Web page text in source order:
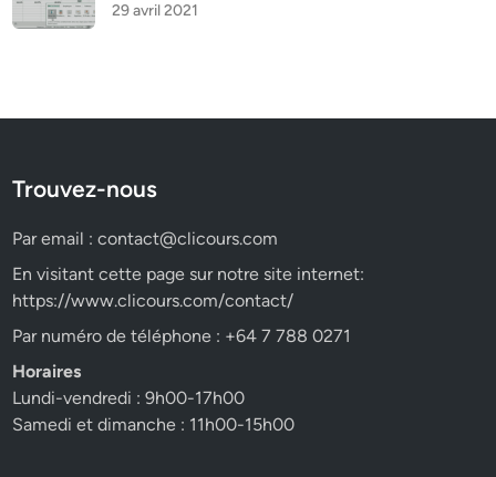
29 avril 2021
Trouvez-nous
Par email :contact@clicours.com
En visitant cette page sur notre site internet:
https://www.clicours.com/contact/
Par numéro de téléphone : +64 7 788 0271
Horaires
Lundi-vendredi : 9h00-17h00
Samedi et dimanche : 11h00-15h00